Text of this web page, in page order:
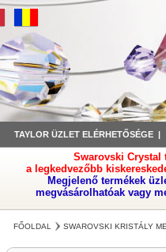
TAYLOR ÜZLET ELÉRHETŐSÉGE
Swarovski Crystal
a legkedvezőbb
Megjelenő termékek
megvásárolhatóak vagy
FŐOLDAL SWAROVSKI KRISTÁLY